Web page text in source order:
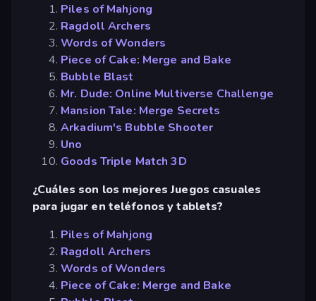
Piles of Mahjong
Ragdoll Archers
Words of Wonders
Piece of Cake: Merge and Bake
Bubble Blast
Mr. Dude: Online Multiverse Challenge
Mansion Tale: Merge Secrets
Arkadium's Bubble Shooter
Uno
Goods Triple Match 3D
¿Cuáles son los mejores Juegos casuales
para jugar en teléfonos y tablets?
Piles of Mahjong
Ragdoll Archers
Words of Wonders
Piece of Cake: Merge and Bake